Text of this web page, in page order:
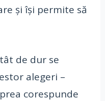
și își permite să
de dur se
alegeri –
corespunde